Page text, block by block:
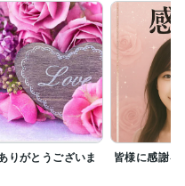
メッセージにてどうぞ
です。ご要望あればご遠慮な
あ少しでもなたのお力になれた
非常に困っております。
は再度かけ直し対応も致しま
基本アプリ対応ですのでご安
りがとうございま
皆様に感謝を